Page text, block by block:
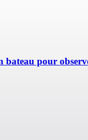
pour